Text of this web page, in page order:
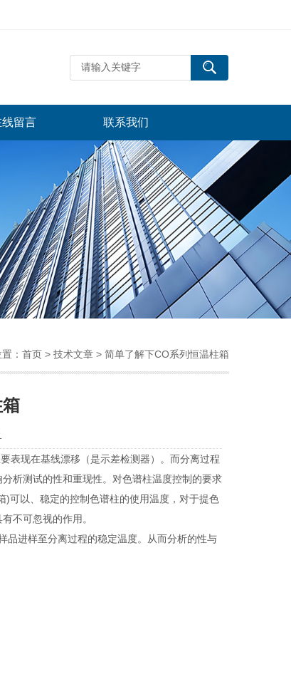
线留言 联系我们
： 首页 > 技术文章 > 简单了解下CO系列恒温柱箱
表现在基线漂移（是示差检测器）。而分离过程
析测试的性和重现性。对色谱柱温度控制的要求
可以、稳定的控制色谱柱的使用温度，对于提色
不可忽视的作用。
品进样至分离过程的稳定温度。从而分析的性与